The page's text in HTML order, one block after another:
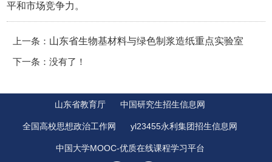
平和市场竞争力。
上一条： 山东省生物基材料与绿色制浆造纸重点实验室
下一条：没有了！
山东省教育厅 中国研究生招生信息网
全国高校思想政治工作网 yl23455永利集团招生信息网
中国大学MOOC-优质在线课程学习平台